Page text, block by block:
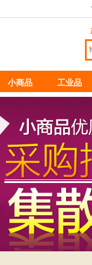
小商品 工业品